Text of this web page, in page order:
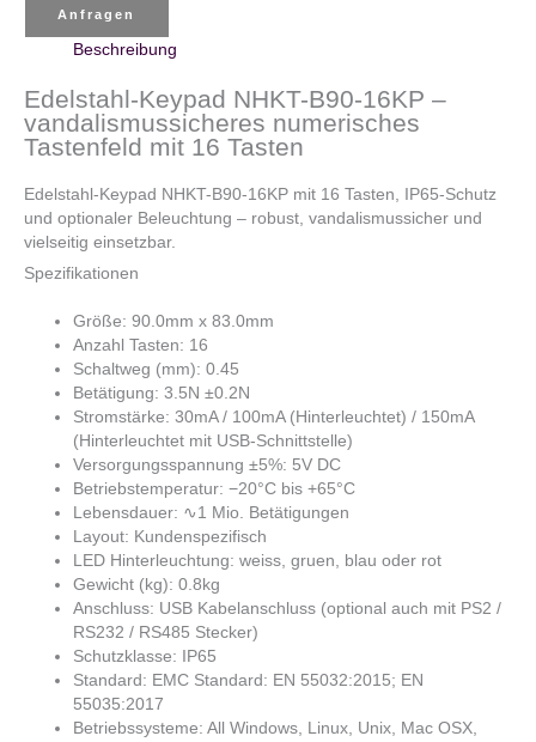
Anfragen
Beschreibung
Edelstahl-Keypad NHKT-B90-16KP –
vandalismussicheres numerisches
Tastenfeld mit 16 Tasten
Edelstahl-Keypad NHKT-B90-16KP mit 16 Tasten, IP65-Schutz
und optionaler Beleuchtung – robust, vandalismussicher und
vielseitig einsetzbar.
Spezifikationen
Größe: 90.0mm x 83.0mm
Anzahl Tasten: 16
Schaltweg (mm): 0.45
Betätigung: 3.5N ±0.2N
Stromstärke: 30mA / 100mA (Hinterleuchtet) / 150mA
(Hinterleuchtet mit USB-Schnittstelle)
Versorgungsspannung ±5%: 5V DC
Betriebstemperatur: −20°C bis +65°C
Lebensdauer: ∿1 Mio. Betätigungen
Layout: Kundenspezifisch
LED Hinterleuchtung: weiss, gruen, blau oder rot
Gewicht (kg): 0.8kg
Anschluss: USB Kabelanschluss (optional auch mit PS2 /
RS232 / RS485 Stecker)
Schutzklasse: IP65
Standard: EMC Standard: EN 55032:2015; EN
55035:2017
Betriebssysteme: All Windows, Linux, Unix, Mac OSX,